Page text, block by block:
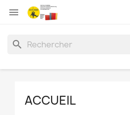

search
ACCUEIL